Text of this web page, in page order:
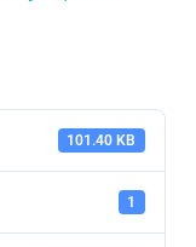
101.40 KB
1